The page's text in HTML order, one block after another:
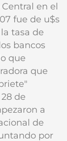
en el
fue de u$s
tasa de
bancos
que
que
de
a
de
por